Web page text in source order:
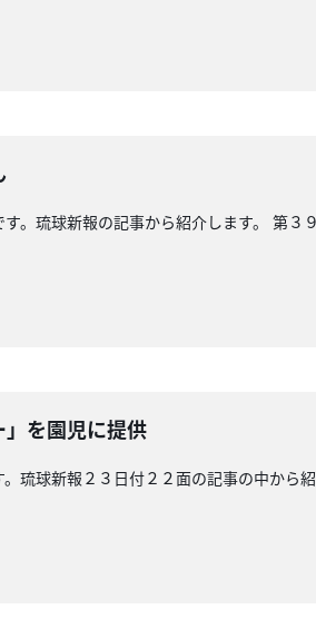
。琉球新報の記事から紹介します。 第３
を園児に提供
琉球新報２３日付２２面の記事の中から